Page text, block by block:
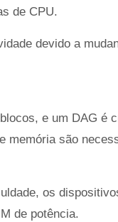
de CPU.
devido a
e um DAG é
memória são
os
de potência.